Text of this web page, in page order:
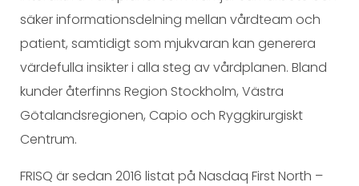
säker informationsdelning mellan vårdteam och
patient, samtidigt som mjukvaran kan generera
värdefulla insikter i alla steg av vårdplanen. Bland
kunder återfinns Region Stockholm, Västra
Götalandsregionen, Capio och Ryggkirurgiskt
Centrum.
FRISQ är sedan 2016 listat på Nasdaq First North –